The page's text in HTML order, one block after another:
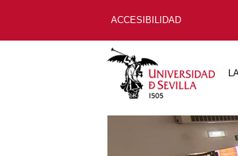
ACCESIBILIDAD